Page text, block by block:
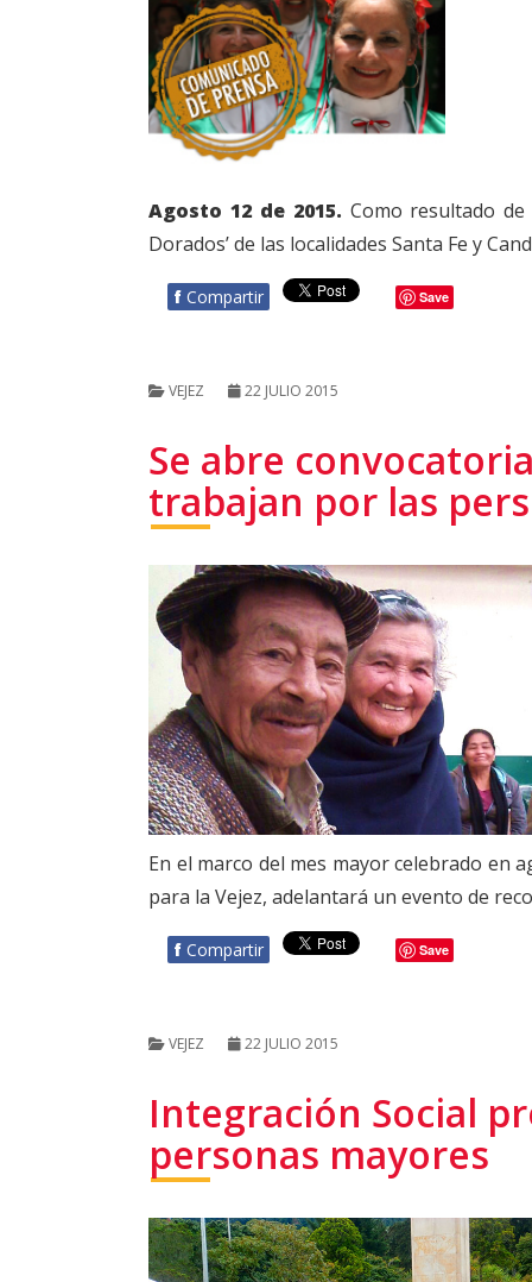
Agosto 12 de 2015. Como resultado
Dorados’ de las localidades Santa Fe y
f Compartir Save
VEJEZ 22 JULIO 2015
Se abre
trabajan por las
En el marco del mes mayor celebrado en
para la Vejez, adelantará un evento de
f Compartir Save
VEJEZ 22 JULIO 2015
Integración Social
personas mayores